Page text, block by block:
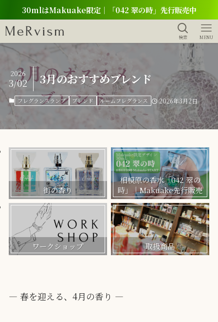
30mlはMakuake限定｜「042 翠の時」先行販売中
検索 MENU
3月のおすすめブレンド
2026
3/02
フレグランスランプ ブレンド ルームフレグランス 2026年3月2日
街の香り
相模原の香水「042 翠の
時」｜Makuake先行販売
ワークショップ 取扱商品
— 春を迎える、4月の香り —